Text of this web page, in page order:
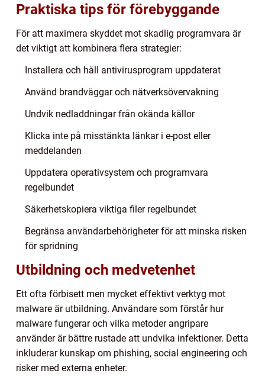
Praktiska tips för förebyggande
För att maximera skyddet mot skadlig programvara är
det viktigt att kombinera flera strategier:
Installera och håll antivirusprogram uppdaterat
Använd brandväggar och nätverksövervakning
Undvik nedladdningar från okända källor
Klicka inte på misstänkta länkar i e-post eller
meddelanden
Uppdatera operativsystem och programvara
regelbundet
Säkerhetskopiera viktiga filer regelbundet
Begränsa användarbehörigheter för att minska risken
för spridning
Utbildning och medvetenhet
Ett ofta förbisett men mycket effektivt verktyg mot
malware är utbildning. Användare som förstår hur
malware fungerar och vilka metoder angripare
använder är bättre rustade att undvika infektioner. Detta
inkluderar kunskap om phishing, social engineering och
risker med externa enheter.